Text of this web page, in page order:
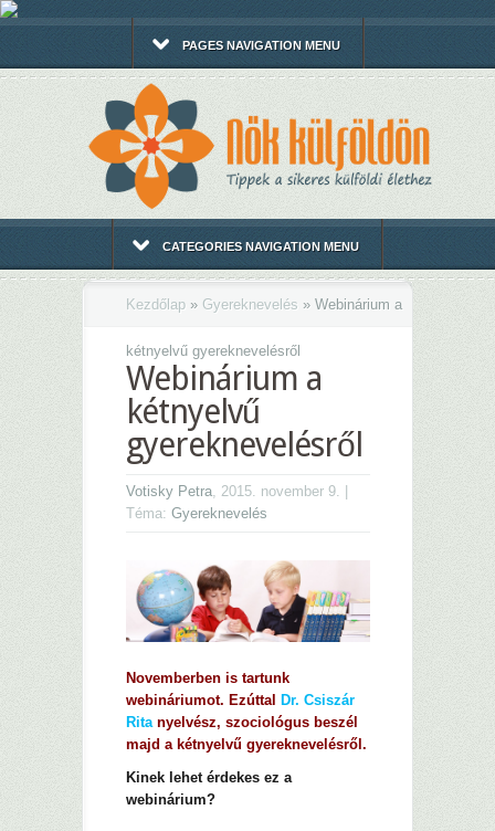
PAGES NAVIGATION MENU
CATEGORIES NAVIGATION MENU
Kezdőlap » Gyereknevelés » Webinárium a
kétnyelvű gyereknevelésről
Webinárium a
kétnyelvű
gyereknevelésről
Votisky Petra, 2015. november 9. |
Téma: Gyereknevelés
Novemberben is tartunk
webináriumot. Ezúttal Dr. Csiszár
Rita nyelvész, szociológus beszél
majd a kétnyelvű gyereknevelésről.
Kinek lehet érdekes ez a
webinárium?